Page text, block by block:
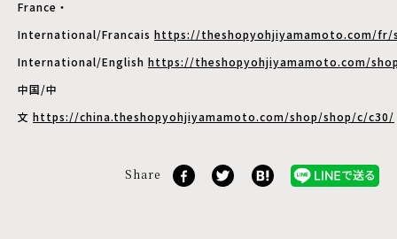
France・
International/Francais https://theshopyohjiyamamoto.com/fr/
International/English https://theshopyohjiyamamoto.com/
中国/中
文 https://china.theshopyohjiyamamoto.com/shop/shop/c/c30/
Share